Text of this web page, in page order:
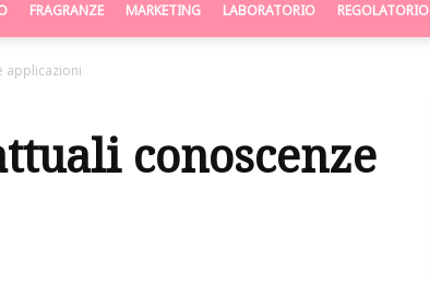
FRAGRANZE MARKETING LABORATORIO REGOLATORIO
applicazioni
conoscenze